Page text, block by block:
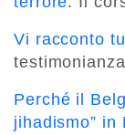
Vi racconto
Perché il
jihadismo” in